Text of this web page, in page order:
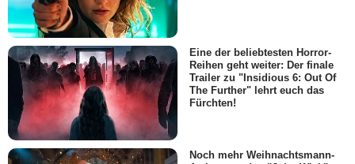
Eine der beliebtesten Horror-
Reihen geht weiter: Der finale
Trailer zu "Insidious 6: Out Of
The Further" lehrt euch das
Fürchten!
Noch mehr Weihnachtsmann-